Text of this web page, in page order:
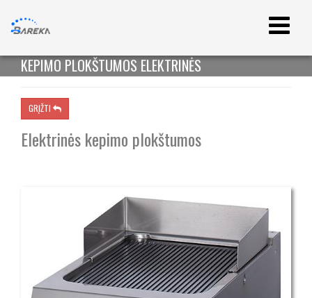
KEPIMO PLOKŠTUMOS ELEKTRINĖS
GRĮŽTI 
Elektrinės kepimo plokštumos